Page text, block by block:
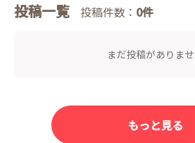
投稿一覧 投稿件数： 0件
まだ投稿がありま
もっと見る